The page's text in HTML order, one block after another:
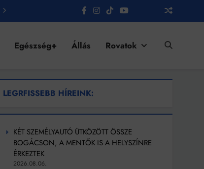
Egészség+ Állás Rovatok
LEGRFISSEBB HÍREINK:
KÉT SZEMÉLYAUTÓ ÜTKÖZÖTT ÖSSZE
BOGÁCSON, A MENTŐK IS A HELYSZÍNRE
ÉRKEZTEK
2026.08.06.